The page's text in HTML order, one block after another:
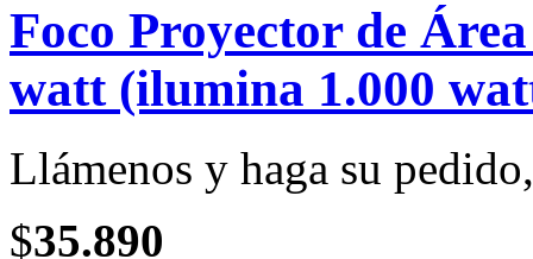
Foco Proyector de
watt (ilumina 1.000
Llámenos y haga su
$35.890